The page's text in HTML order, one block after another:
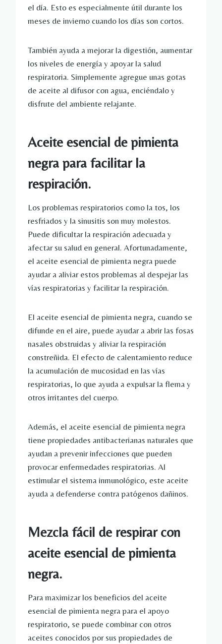
el día. Esto es especialmente útil durante los
meses de invierno cuando los días son cortos.
También ayuda a mejorar la digestión, aumentar
los niveles de energía y apoyar la salud
respiratoria. Simplemente agregue unas gotas
de aceite al difusor con agua, enciéndalo y
disfrute del ambiente relajante.
Aceite esencial de pimienta
negra para facilitar la
respiración.
Los problemas respiratorios como la tos, los
resfriados y la sinusitis son muy molestos.
Puede dificultar la respiración adecuada y
afectar su salud en general. Afortunadamente,
el aceite esencial de pimienta negra puede
ayudar a aliviar estos problemas al despejar las
vías respiratorias y facilitar la respiración.
El aceite esencial de pimienta negra, cuando se
difunde en el aire, puede ayudar a abrir las fosas
nasales obstruidas y aliviar la respiración
constreñida. El efecto de calentamiento reduce
la acumulación de mucosidad en las vías
respiratorias, lo que ayuda a expulsar la flema y
otros irritantes del cuerpo.
Además, el aceite esencial de pimienta negra
tiene propiedades antibacterianas naturales que
ayudan a prevenir infecciones que pueden
provocar enfermedades respiratorias. Al
estimular el sistema inmunológico, este aceite
ayuda a defenderse contra patógenos dañinos.
Mezcla fácil de respirar con
aceite esencial de pimienta
negra.
Para maximizar los beneficios del aceite
esencial de pimienta negra para el apoyo
respiratorio, se puede combinar con otros
aceites conocidos por sus propiedades de